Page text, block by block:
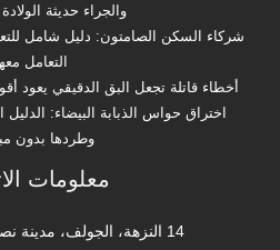
والجراء حديثة
شركاء السكن الصامتون: دليل شامل
التعامل
أخطاء قاتلة تجعل البق الدقيقي يعود
اختراق حواس الذبابة البيضاء:
وطردها بدون
معلومات
14 النزهة، الجولف، مدينة نصر، محافظة القاهرة‬